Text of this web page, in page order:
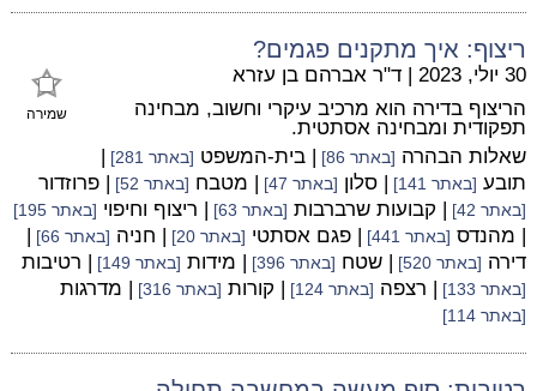
ריצוף: איך מתקנים פגמים?
שמירה
30 יולי, 2023 | ד"ר אברהם בן עזרא
הריצוף בדירה הוא מרכיב עיקרי וחשוב, מבחינה
תפקודית ומבחינה אסתטית.
שאלות הבהרה [באתר 86] | בית-המשפט [באתר 281]
|
תובע [באתר 141] | סלון [באתר 47] | מטבח [באתר 52] | פרוזדור
[באתר 42] | קבועות שרברבות [באתר 63] | ריצוף וחיפוי [באתר 195]
| מהנדס [באתר 441] | פגם אסתטי [באתר 20] | חניה [באתר 66]
|
דירה [באתר 520] | שטח [באתר 396] | מידות [באתר 149] | רטיבות
[באתר 133] | רצפה [באתר 124] | קורות [באתר 316] | מדרגות
[באתר 114]